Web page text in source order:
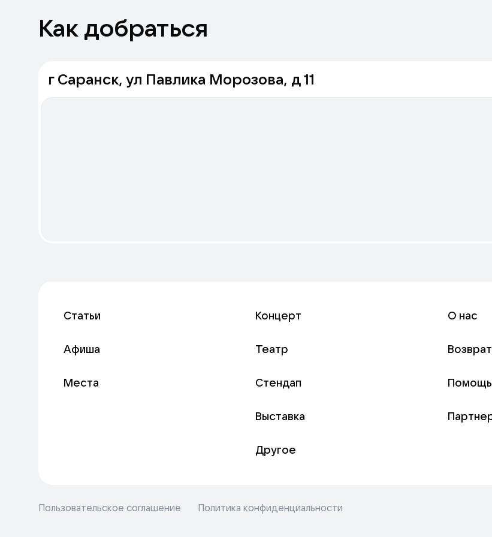
Как добраться
г Саранск, ул Павлика Морозова, д 11
Статьи
Афиша
Места
Концерт
Театр
Стендап
Выставка
Другое
О нас
Пользовательское соглашение Политика конфиденциальности